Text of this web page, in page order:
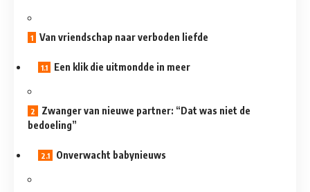
Van vriendschap naar verboden liefde
Een klik die uitmondde in meer
Zwanger van nieuwe partner: “Dat was niet de
bedoeling”
Onverwacht babynieuws